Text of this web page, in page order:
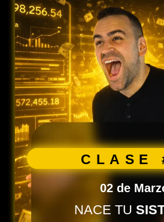
CLASE
02 de
NACE TU